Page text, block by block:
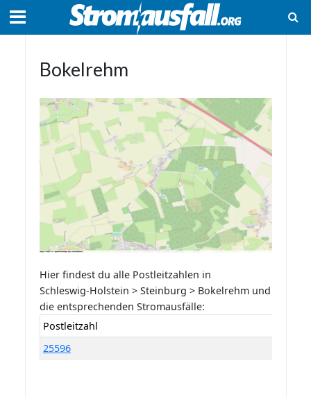
Bokelrehm
Hier findest du alle Postleitzahlen in
Schleswig-Holstein > Steinburg > Bokelrehm und
die entsprechenden Stromausfälle:
Postleitzahl
25596